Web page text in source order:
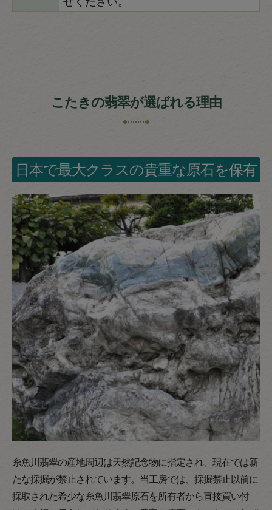
こたきの翡翠が選ばれる理由
日本で最大クラスの貴重な原石を保有
糸魚川翡翠の産地周辺は天然記念物に指定され、現在では新
たな採掘が禁止されています。当工房では、採掘禁止以前に
採取された希少な糸魚川翡翠原石を所有者から直接買い付